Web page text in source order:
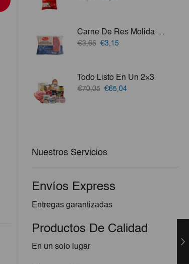
€5,50.€3,80.
Carne De Res Molida Plena 500g
€3,65 El
€3,65.
€3,15El
€3,15.
Todo Listo En Un 2×3
€70,05 El
€65,04El
Nuestros Servicios
Envíos Express
Entregas garantizadas
Productos De Calidad
En un solo lugar